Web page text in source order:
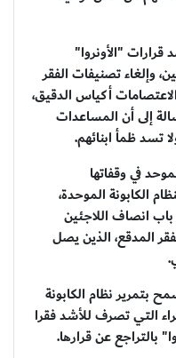
"الأونروا"
وإلغاء تصنيفات الفقر
أكياس الدقيق،
إلى أن المساعدات
تسد ظمأ ابنائهم.
في وقفاتها
الكابونة الموحدة،
باب انصاف اللاجئين
المدقع، الذين يصل
بتمرير نظام الكابونة
التي تصرف للأشد فقرا
بالتراجع عن قرارها.